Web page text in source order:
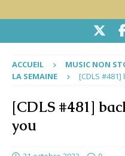
ACCUEIL MUSIC NON
LA SEMAINE
[CDLS
[CDLS #481]
you